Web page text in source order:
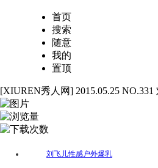
首页
搜索
随意
我的
置顶
[XIUREN秀人网] 2015.05.25 NO.331
刘飞儿性感户外爆乳